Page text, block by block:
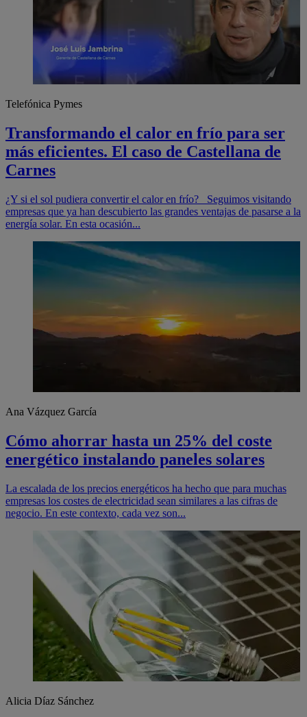
Telefónica Pymes
Transformando el calor en frío para ser
más eficientes. El caso de Castellana de
Carnes
¿Y si el sol pudiera convertir el calor en frío? Seguimos visitando
empresas que ya han descubierto las grandes ventajas de pasarse a la
energía solar. En esta ocasión...
Ana Vázquez García
Cómo ahorrar hasta un 25% del coste
energético instalando paneles solares
La escalada de los precios energéticos ha hecho que para muchas
empresas los costes de electricidad sean similares a las cifras de
negocio. En este contexto, cada vez son...
Alicia Díaz Sánchez